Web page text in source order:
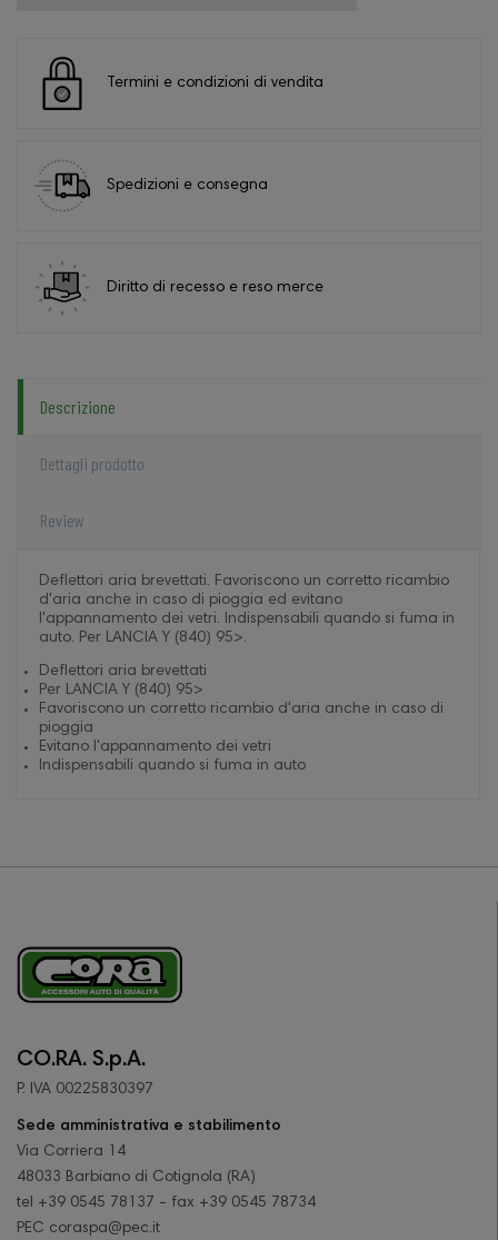
Termini e condizioni di vendita
Spedizioni e consegna
Diritto di recesso e reso merce
Descrizione
Dettagli prodotto
Review
Deflettori aria brevettati. Favoriscono un corretto ricambio
d'aria anche in caso di pioggia ed evitano
l'appannamento dei vetri. Indispensabili quando si fuma in
auto. Per LANCIA Y (840) 95>.
Deflettori aria brevettati
Per LANCIA Y (840) 95>
Favoriscono un corretto ricambio d'aria anche in caso di
pioggia
Evitano l'appannamento dei vetri
Indispensabili quando si fuma in auto
CO.RA. S.p.A.
P. IVA 00225830397
Sede amministrativa e stabilimento
Via Corriera 14
48033 Barbiano di Cotignola (RA)
tel +39 0545 78137 - fax +39 0545 78734
PEC coraspa@pec.it